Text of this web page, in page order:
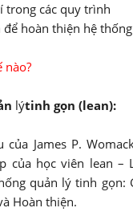
trong các quy trình
để hoàn thiện hệ
nào?
lýtinh gọn (lean):
của James P.
của học viên lean –
quản lý tinh gọn:
Hoàn thiện.